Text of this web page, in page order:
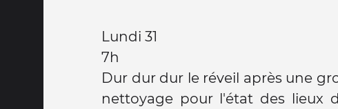
Lundi 31
7h
Dur dur dur le réveil après une
nettoyage pour l'état des lieux